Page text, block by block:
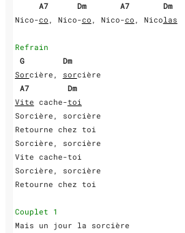
    A7      Dm       A7       Dm
Nico-co , Nico-co , Nico-co , Nicolas
Refrain
G        Dm
Sorcière, sor
A7        Dm
Vite cache-toi
Sorcière, sorcière
Retourne chez toi
Sorcière, sorcière
Vite cache-toi
Sorcière, sorcière
Retourne chez toi
Couplet 1
Mais un jour la sorcière